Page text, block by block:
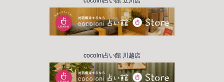
cocolni占い館 川越店